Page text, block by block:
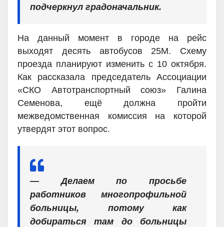
подчеркнул градоначальник.
На данный момент в городе на рейс
выходят десять автобусов 25М. Схему
проезда планируют изменить с 10 октября.
Как рассказала председатель Ассоциации
«СКО Автотранспортный союз» Галина
Семенова, ещё должна пройти
межведомственная комиссия на которой
утвердят этот вопрос.
— Делаем по просьбе
работников многопрофильной
больницы, потому как
добираться там до больницы